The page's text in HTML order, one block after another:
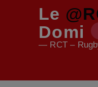
Le
Domi
— RCT –